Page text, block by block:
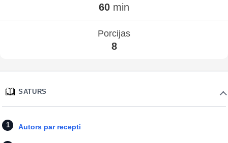
60 min
Porcijas
8
SATURS
Autors par recepti